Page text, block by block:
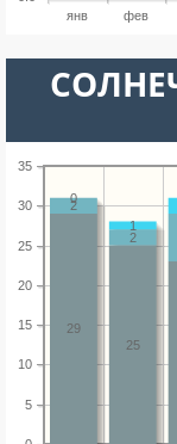
янв фев
5
10
15
20
25
30
35
25
29
2
2
1
0